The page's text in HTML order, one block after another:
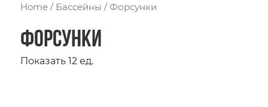
Home / Бассейны / Форсунки
Форсунки
Показать 12 ед.